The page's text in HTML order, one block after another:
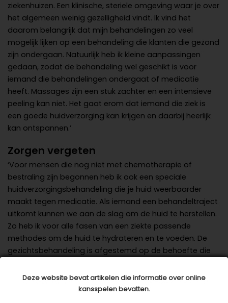
Deze website bevat artikelen die informatie over online
kansspelen bevatten.
ziekenhuizen. Een klinische, steriele omgeving waar je over
het algemeen weinig gezelligheid vindt. Ik vind het
daarom belangrijk dat mijn behandelingen zo veel
mogelijk lijken op een behandeling die klanten die gezond
zijn ondergaan. Natuurlijk heb ik kleine aanpassingen
gedaan, zodat de behandeling wel geschikt is voor
iemand die behandelingen ondergaat of medicatie
heeft. Massages zijn een stuk zachter en een intensieve
peeling kan niet. Het gaat erom dat iemand die ziek is
een goede huidverzorging kan krijgen en daarbij heerlijk
kan ontspannen.’
Zorgen vergeten
‘Voor mensen die nog niet met chemotherapie of
bestraling zijn begonnen heb ik ook een speciale
huidverzorgingsbehandeling die je huid weerbaarder
maakt tegen medicatie. Als iemand een behandeltraject
uitkomt kunnen we aan de slag om de huid te herstellen.
Zo heb ik voor alle fasen van een ziekte passende
methodes om de huid te hydrateren en te voeden. De
gezichtsbehandeling is afgestemd op de behoefte die
kunnen vergeten zolang je in de stoel ligt.’